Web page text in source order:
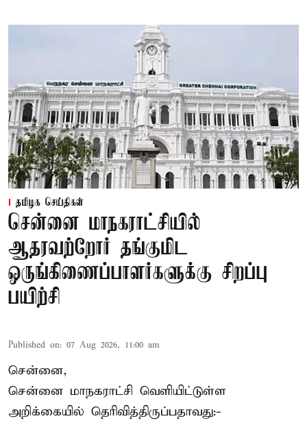
தமிழக செய்திகள்
சென்னை மாநகராட்சியில்
ஆதரவற்றோர் தங்குமிட
ஒருங்கிணைப்பாளர்களுக்கு சிறப்பு
பயிற்சி
Published on: 07 Aug 2026, 11:00 am
சென்னை,
சென்னை மாநகராட்சி வெளியிட்டுள்ள
அறிக்கையில் தெரிவித்திருப்பதாவது:-